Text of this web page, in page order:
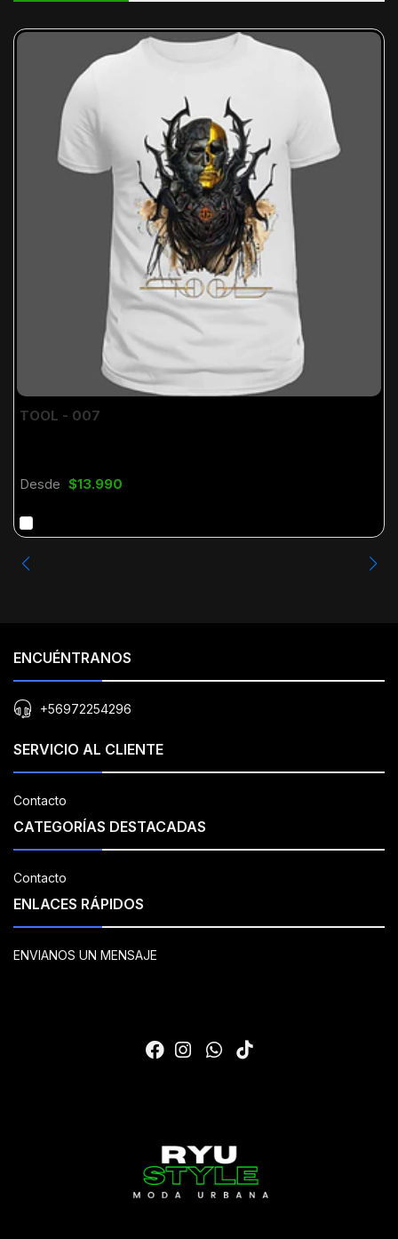
TOOL - 007
Desde $13.990
ENCUÉNTRANOS
+56972254296
SERVICIO AL CLIENTE
Contacto
CATEGORÍAS DESTACADAS
Contacto
ENLACES RÁPIDOS
ENVIANOS UN MENSAJE